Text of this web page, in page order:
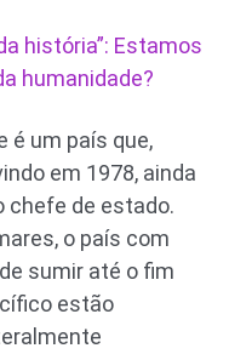
história”: Estamos
humanidade?
é um país que,
em 1978, ainda
chefe de estado.
o país com
sumir até o fim
estão